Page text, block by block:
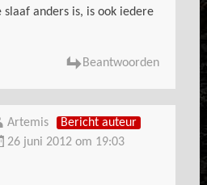
slaaf anders is, is ook iedere
Beantwoorden
Artemis
Bericht auteur
26 juni 2012 om 19:03